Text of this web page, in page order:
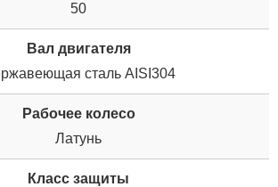
50
Вал двигателя
сталь AISI304
Рабочее колесо
Латунь
Класс защиты